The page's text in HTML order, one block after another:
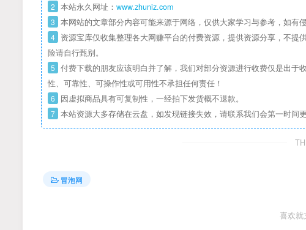
2 本站永久网址： www.zhuniz.com
3 本网站的文章部分内容可能来源于网络，仅供大家学习与参考，如有
4 资源宝库仅收集整理各大网赚平台的付费资源，提供资源分享，不
险请自行甄别。
5 付费下载的朋友应该明白并了解，我们对部分资源进行收费仅是出
性、可靠性、可操作性或可用性不承担任何责任！
6 因虚拟商品具有可复制性，一经拍下发货概不退款。
7 本站资源大多存储在云盘，如发现链接失效，请联系我们会第一时间更
冒泡网
喜欢就